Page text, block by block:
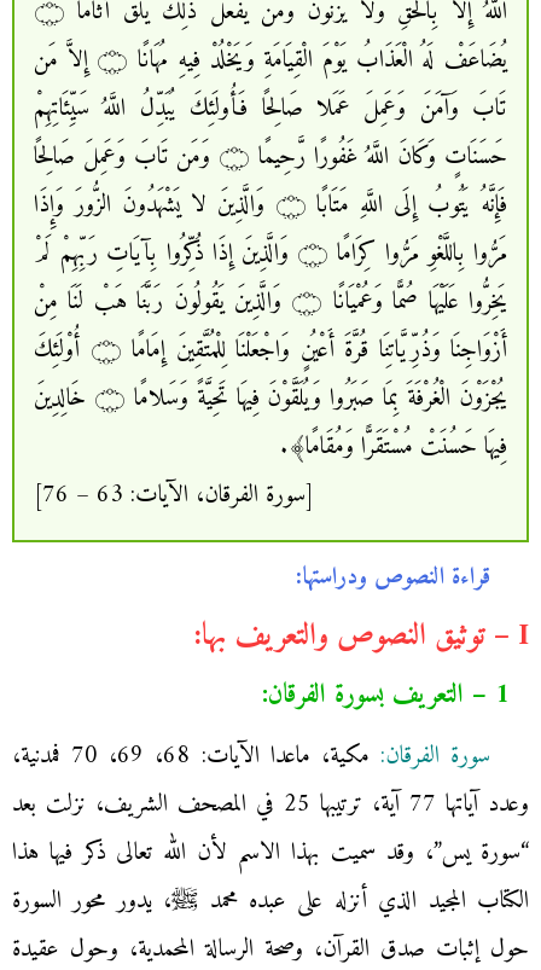
اللَّهُ إِلاَّ بِالْحَقِّ وَلا يَزْنُونَ وَمَن يَفْعَلْ ذَلِكَ يَلْقَ أَثَامًا ۝
يُضَاعَفْ لَهُ الْعَذَابُ يَوْمَ الْقِيَامَةِ وَيَخْلُدْ فِيهِ مُهَانًا ۝ إِلاَّ مَن
تَابَ وَآمَنَ وَعَمِلَ عَمَلا صَالِحًا فَأُولَئِكَ يُبَدِّلُ اللَّهُ سَيِّئَاتِهِمْ
حَسَنَاتٍ وَكَانَ اللَّهُ غَفُورًا رَّحِيمًا ۝ وَمَن تَابَ وَعَمِلَ صَالِحًا
فَإِنَّهُ يَتُوبُ إِلَى اللَّهِ مَتَابًا ۝ وَالَّذِينَ لا يَشْهَدُونَ الزُّورَ وَإِذَا
مَرُّوا بِاللَّغْوِ مَرُّوا كِرَامًا ۝ وَالَّذِينَ إِذَا ذُكِّرُوا بِآيَاتِ رَبِّهِمْ لَمْ
يَخِرُّوا عَلَيْهَا صُمًّا وَعُمْيَانًا ۝ وَالَّذِينَ يَقُولُونَ رَبَّنَا هَبْ لَنَا مِنْ
أَزْوَاجِنَا وَذُرِّيَّاتِنَا قُرَّةَ أَعْيُنٍ وَاجْعَلْنَا لِلْمُتَّقِينَ إِمَامًا ۝ أُوْلَئِكَ
يُجْزَوْنَ الْغُرْفَةَ بِمَا صَبَرُوا وَيُلَقَّوْنَ فِيهَا تَحِيَّةً وَسَلامًا ۝ خَالِدِينَ
فِيهَا حَسُنَتْ مُسْتَقَرًّا وَمُقَامًا﴾.
[سورة الفرقان، الآيات: 63 – 76]
قراءة النصوص ودراستها:
I – توثيق النصوص والتعريف بها:
1 – التعريف بسورة الفرقان:
سورة الفرقان:
مكية، ماعدا الآيات: 68، 69، 70 فمدنية،
وعدد آياتها 77 آية، ترتيبها 25 في المصحف الشريف، نزلت بعد
“سورة يس”، وقد سميت بهذا الاسم ‏‏لأن ‏الله ‏تعالى ‏ذكر ‏فيها ‏هذا
‏الكتاب ‏المجيد ‏الذي ‏أنزله ‏على ‏عبده ‏محمد ﷺ،‏ يدور محور السورة
حول إثبات صدق القرآن، وصحة الرسالة المحمدية، وحول عقيدة